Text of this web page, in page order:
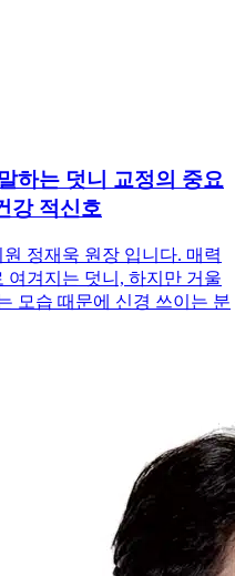
하는 덧니 교정의 중요
강 적신호
정재욱 원장 입니다. 매력
여겨지는 덧니, 하지만 거울
모습 때문에 신경 쓰이는 분